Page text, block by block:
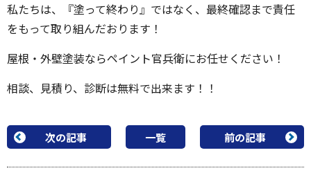
私たちは、『塗って終わり』ではなく、最終確認まで責任
をもって取り組んだおります！
屋根・外壁塗装ならペイント官兵衛にお任せください！
相談、見積り、診断は無料で出来ます！！
次の記事 一覧 前の記事